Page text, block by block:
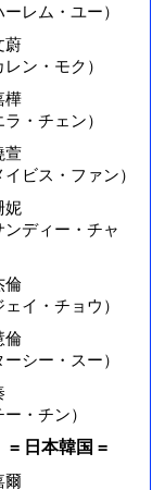
ーレム・ユー）
蔚
レン・モク）
樺
ラ・チェン）
萱
イビス・ファン）
妮
ンディー・チャ
倫
ェイ・チョウ）
倫
ーシー・スー）
ー・チン）
= 日本韓国 =
爾